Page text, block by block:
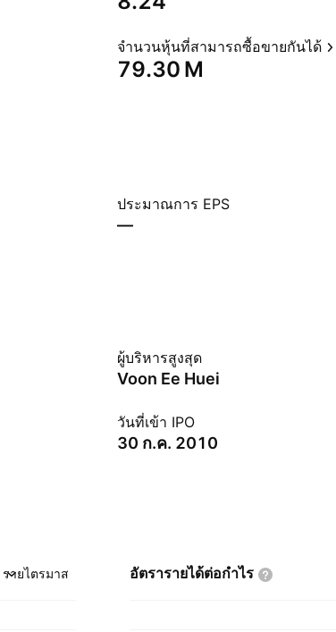
จำนวนหุ้นที่สามารถซื้อขายกันได้
‪79.30 M‬
ประมาณการ EPS
—
ผู้บริหารสูงสุด
Voon Ee Huei
วันที่เข้า IPO
30 ก.ค. 2010
รายไตรมาส อัตรารายได้ต่อกำไร